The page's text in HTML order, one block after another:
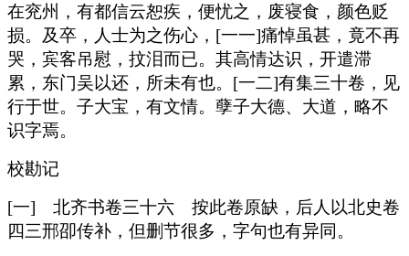
在兖州，有都信云恕疾，便忧之，废寝食，颜色贬
损。及卒，人士为之伤心，[一一]痛悼虽甚，竟不再
哭，宾客吊慰，抆泪而已。其高情达识，开遣滞
累，东门吴以还，所未有也。[一二]有集三十卷，见
行于世。子大宝，有文情。孽子大德、大道，略不
识字焉。
校勘记
[一] 北齐书卷三十六 按此卷原缺，后人以北史卷
四三邢卲传补，但删节很多，字句也有异同。